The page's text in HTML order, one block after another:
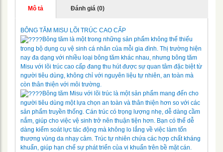
Mô tả Đánh giá (0)
BÔNG TĂM MISU LÕI TRÚC CAO CẤP
Bông tăm là một trong những sản phẩm không thể thiếu
trong bộ dụng cụ vệ sinh cá nhân của mỗi gia đình. Thị trường hiện
nay đa dạng với nhiều loại bông tăm khác nhau, nhưng bông tăm
Misu với lõi trúc cao cấp đang thu hút được sự quan tâm đặc biệt từ
người tiêu dùng, không chỉ với nguyên liệu tự nhiên, an toàn mà
còn thân thiện với môi trường.
Bông tăm Misu với lõi trúc là một sản phẩm mang đến cho
người tiêu dùng một lựa chọn an toàn và thân thiện hơn so với các
sản phẩm truyền thống. Cán trúc có trọng lượng nhẹ, dễ dàng cầm
nắm, giúp cho việc vệ sinh trở nên thuận tiện hơn. Bạn có thể dễ
dàng kiểm soát lực tác động mà không lo lắng về việc làm tổn
thương vùng da nhạy cảm. Trúc tự nhiên chứa các hợp chất kháng
khuẩn, giúp hạn chế sự phát triển của vi khuẩn trên bề mặt cán.